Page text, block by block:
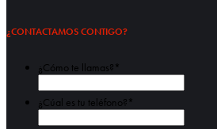
¿CONTACTAMOS CONTIGO?
¿Cómo te llamas? *
¿Cúal es tu teléfono? *